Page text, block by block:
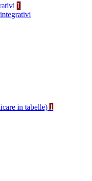
1
in tabelle) 1